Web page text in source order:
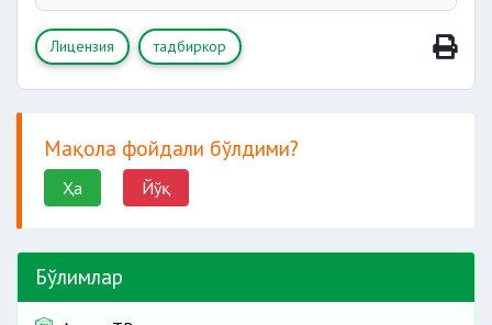
Лицензия тадбиркор
Мақола фойдали бўлдими?
Ҳа Йўқ
Бўлимлар